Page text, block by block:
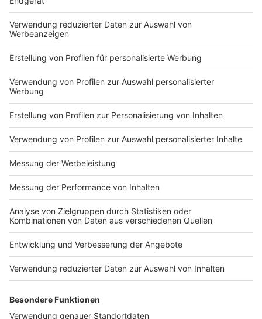
Eine ganze Reihe von Faktoren hätten die Kosten in
die Höhe getrieben. Für Köln, das auf einen
Schuldenstand von sechs Milliarden Euro zusteuere,
sei das fatal: Die Fördersumme des Landes sei bei
33,7 Millionen Euro gedeckelt. Damit steige der
städtische Eigenanteil von 28,8 auf mehr als 156
Millionen Euro. Eine finanziell angeschlagene Stadt wie
Köln dürfe sich auf solche Großprojekte mit
unkalkulierbaren Risiken nicht einlassen, so der Bund.
Teurer Fußweg in Wachtberg
Anzeige
Für nur 300 Euro hat dieGemeinde Wachtberg
rund 70 Meter langen Schotterweg angelegt, damit
Landesstraße neben 100 Stundenkilometer schnellen